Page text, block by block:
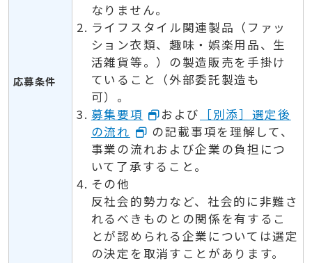
応募条件
なりません。
ライフスタイル関連製品（ファッ
ション衣類、趣味・娯楽用品、生
活雑貨等。）の製造販売を手掛け
ていること（外部委託製造も
可）。
募集要項
および ［別添］選定後
の流れ
の記載事項を理解して、
事業の流れおよび企業の負担につ
いて了承すること。
その他
反社会的勢力など、社会的に非難さ
れるべきものとの関係を有するこ
とが認められる企業については選定
の決定を取消すことがあります。